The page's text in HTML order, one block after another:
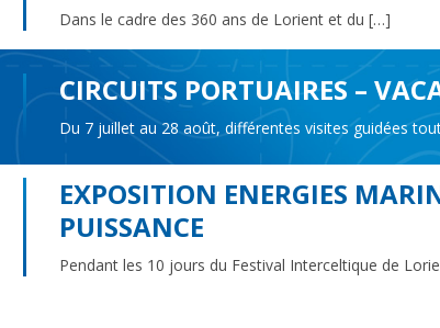
Dans le cadre des 360 ans de Lorient et du […]
CIRCUITS PORTUAIRES –
Du 7 juillet au 28 août, différentes visites guidées
EXPOSITION ENERGIES
PUISSANCE
Pendant les 10 jours du Festival Interceltique de